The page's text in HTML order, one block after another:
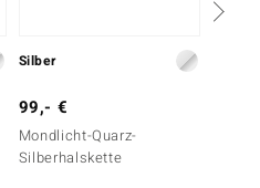
Silber
99,- €
Mondlicht-Quarz-
Silberhalskette